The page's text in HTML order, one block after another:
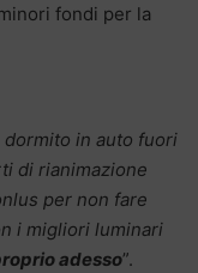
fondi per la
dormito in auto fuori
di rianimazione
per non fare
i migliori luminari
adesso”.